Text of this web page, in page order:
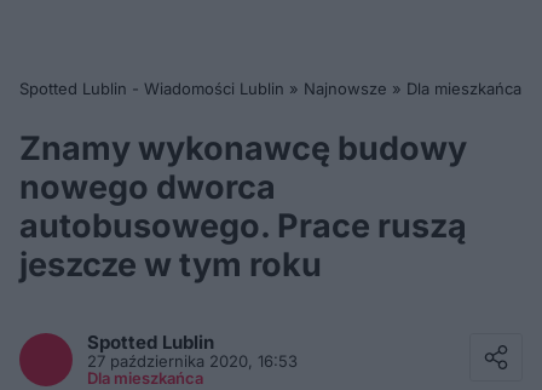
Spotted Lublin - Wiadomości Lublin » Najnowsze » Dla mieszkańca
Znamy wykonawcę budowy
nowego dworca
autobusowego. Prace ruszą
jeszcze w tym roku
Spotted Lublin
27 października 2020, 16:53
Dla mieszkańca